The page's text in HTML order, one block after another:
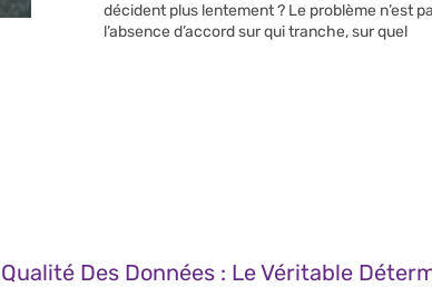
décident plus lentement ? Le problème n’est
l’absence d’accord sur qui tranche, sur quel